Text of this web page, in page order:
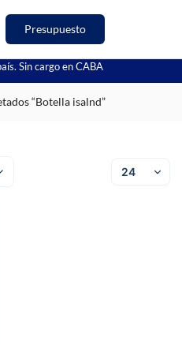
Presupuesto
Sin cargo en CABA
“Botella isalnd”